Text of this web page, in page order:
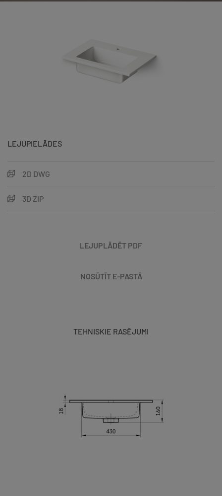
LEJUPIELĀDES
2D DWG
3D ZIP
LEJUPLĀDĒT PDF
NOSŪTĪT E-PASTĀ
TEHNISKIE RASĒJUMI